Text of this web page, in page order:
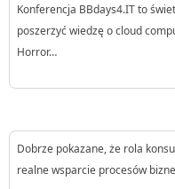
Konferencja BBdays4.IT to
poszerzyć wiedzę o cloud
Horror…
Dobrze pokazane, że rola
realne wsparcie procesów